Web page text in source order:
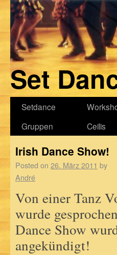
Set
Setdance
Gruppen
Ceilis
Irish Dance Show!
Posted on 26. März 2011 by
André
Von einer Tanz
wurde
Dance Show
angekündigt!